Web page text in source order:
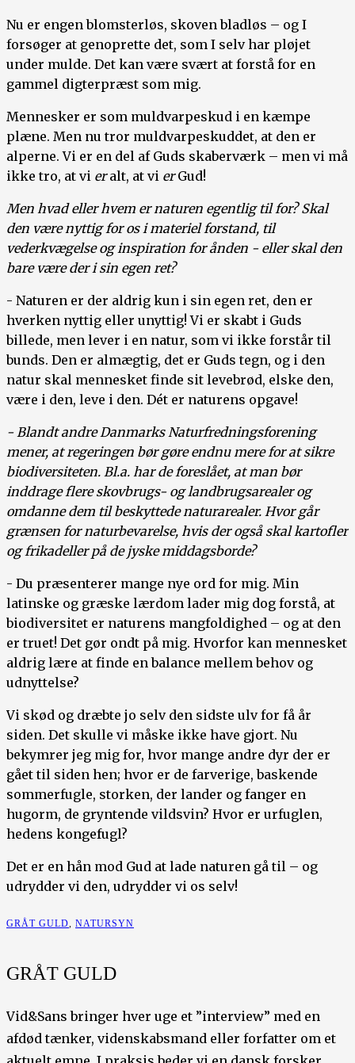
Nu er engen blomsterløs, skoven bladløs – og I
forsøger at genoprette det, som I selv har pløjet
under mulde. Det kan være svært at forstå for en
gammel digterpræst som mig.
Mennesker er som muldvarpeskud i en kæmpe
plæne. Men nu tror muldvarpeskuddet, at den er
alperne. Vi er en del af Guds skaberværk – men vi må
ikke tro, at vi eralt, at vi erGud!
Men hvad eller hvem er naturen egentlig til for? Skal
den være nyttig for os i materiel forstand, til
vederkvægelse og inspiration for ånden - eller skal den
bare være der i sin egen ret?
- Naturen er der aldrig kun i sin egen ret, den er
hverken nyttig eller unyttig! Vi er skabt i Guds
billede, men lever i en natur, som vi ikke forstår til
bunds. Den er almægtig, det er Guds tegn, og i den
natur skal mennesket finde sit levebrød, elske den,
være i den, leve i den. Dét er naturens opgave!
- Blandt andre Danmarks Naturfredningsforening
mener, at regeringen bør gøre endnu mere for at sikre
biodiversiteten. Bl.a. har de foreslået, at man bør
inddrage flere skovbrugs- og landbrugsarealer og
omdanne dem til beskyttede naturarealer. Hvor går
grænsen for naturbevarelse, hvis der også skal kartofler
og frikadeller på de jyske middagsborde?
- Du præsenterer mange nye ord for mig. Min
latinske og græske lærdom lader mig dog forstå, at
biodiversitet er naturens mangfoldighed – og at den
er truet! Det gør ondt på mig. Hvorfor kan mennesket
aldrig lære at finde en balance mellem behov og
udnyttelse?
Vi skød og dræbte jo selv den sidste ulv for få år
siden. Det skulle vi måske ikke have gjort. Nu
bekymrer jeg mig for, hvor mange andre dyr der er
gået til siden hen; hvor er de farverige, baskende
sommerfugle, storken, der lander og fanger en
hugorm, de gryntende vildsvin? Hvor er urfuglen,
hedens kongefugl?
Det er en hån mod Gud at lade naturen gå til – og
udrydder vi den, udrydder vi os selv!
GRÅT GULD NATURSYN
GRÅT GULD
Vid&Sans bringer hver uge et ”interview” med en
afdød tænker, videnskabsmand eller forfatter om et